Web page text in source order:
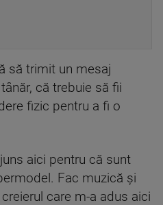
să trimit un mesaj
că trebuie să fii
fizic pentru a fi o
aici pentru că sunt
Fac muzică și
care m-a adus aici